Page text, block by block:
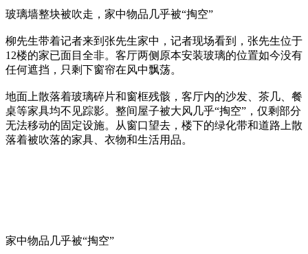
玻璃墙整块被吹走，家中物品几乎被“掏空”
柳先生带着记者来到张先生家中，记者现场看到，张先生位于
12楼的家已面目全非。客厅两侧原本安装玻璃的位置如今没有
任何遮挡，只剩下窗帘在风中飘荡。
地面上散落着玻璃碎片和窗框残骸，客厅内的沙发、茶几、餐
桌等家具均不见踪影。整间屋子被大风几乎“掏空”，仅剩部分
无法移动的固定设施。从窗口望去，楼下的绿化带和道路上散
落着被吹落的家具、衣物和生活用品。
家中物品几乎被“掏空”